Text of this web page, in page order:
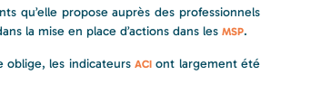
qu’elle propose auprès des professionnels
la mise en place d’actions dans les MSP.
oblige, les indicateurs ACIont largement été